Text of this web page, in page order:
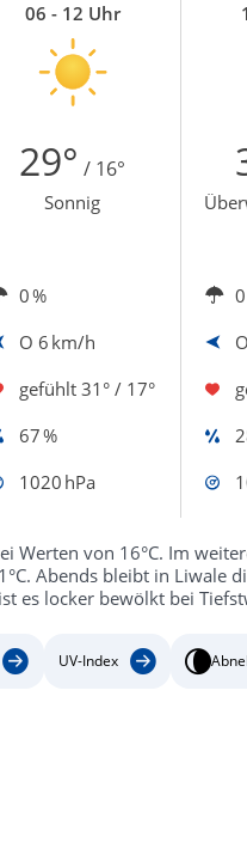
06 - 12 Uhr
29° / 16°
Sonnig
0 %
O 6 km/h O
gefühlt 31° / 17°
67 %
1020 hPa
Werten von 16°C. Im
Abends bleibt in Liwale
es locker bewölkt bei
UV-Index
Sonnenschein heute
Zur Sonnenscheindauerkarte